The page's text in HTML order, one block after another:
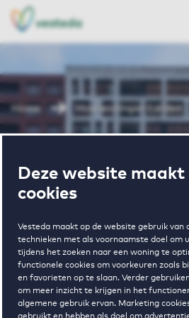
Deze website
cookies
Vesteda maakt op de website gebruik van
technieken met als voornaamste doel om
tijdens het zoeken naar een woning te
functionele cookies om voorkeuren zoals
en favorieten op te slaan. Verder
om meer inzicht te krijgen in het
algemene gebruik ervan. Marketing
NL
EN
Home Huurwoningen Leiden
Wonen in
Alpha
Regelmatig beschikbaar